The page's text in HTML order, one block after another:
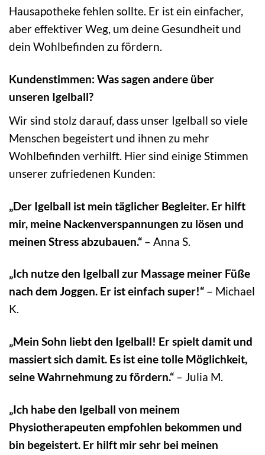
Hausapotheke fehlen sollte. Er ist ein einfacher,
aber effektiver Weg, um deine Gesundheit und
dein Wohlbefinden zu fördern.
Kundenstimmen: Was sagen andere über
unseren Igelball?
Wir sind stolz darauf, dass unser Igelball so viele
Menschen begeistert und ihnen zu mehr
Wohlbefinden verhilft. Hier sind einige Stimmen
unserer zufriedenen Kunden:
„Der Igelball ist mein täglicher Begleiter. Er hilft
mir, meine Nackenverspannungen zu lösen und
meinen Stress abzubauen.“ – Anna S.
„Ich nutze den Igelball zur Massage meiner Füße
nach dem Joggen. Er ist einfach super!“ – Michael
K.
„Mein Sohn liebt den Igelball! Er spielt damit und
massiert sich damit. Es ist eine tolle Möglichkeit,
seine Wahrnehmung zu fördern.“ – Julia M.
„Ich habe den Igelball von meinem
Physiotherapeuten empfohlen bekommen und
bin begeistert. Er hilft mir sehr bei meinen